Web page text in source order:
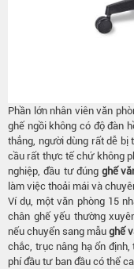
Phần lớn nhân viên văn
ghế ngồi không có độ đàn
thẳng, người dùng rất dễ
cầu rất thực tế chứ không
nghiệp, đầu tư đúngghế
làm việc thoải mái và
Ví dụ, một văn phòng 15
chân ghế yếu thường
nếu chuyển sang mẫughế
chắc, trục nâng hạ ổn
phí đầu tư ban đầu có thể